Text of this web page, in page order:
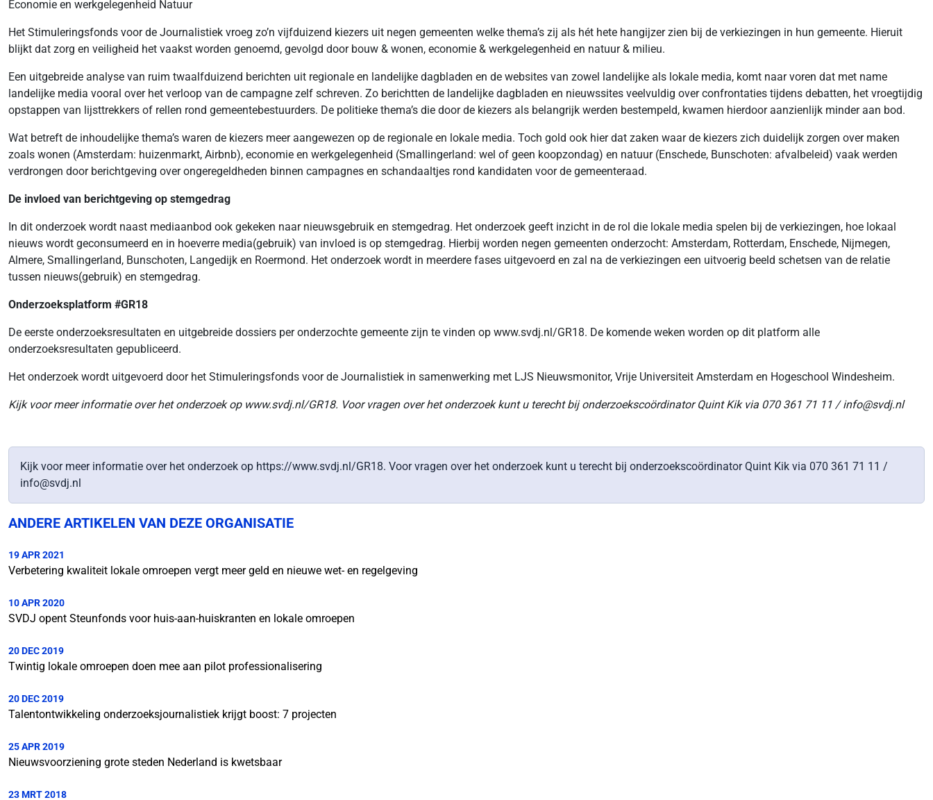
Economie en werkgelegenheid Natuur
Het Stimuleringsfonds voor de Journalistiek vroeg zo’n vijfduizend kiezers uit negen gemeenten welke thema’s zij als hét hete hangijzer zien bij de verkiezingen in hun gemeente. Hieruit
blijkt dat zorg en veiligheid het vaakst worden genoemd, gevolgd door bouw & wonen, economie & werkgelegenheid en natuur & milieu.
Een uitgebreide analyse van ruim twaalfduizend berichten uit regionale en landelijke dagbladen en de websites van zowel landelijke als lokale media, komt naar voren dat met name
landelijke media vooral over het verloop van de campagne zelf schreven. Zo berichtten de landelijke dagbladen en nieuwssites veelvuldig over confrontaties tijdens debatten, het vroegtijdig
opstappen van lijsttrekkers of rellen rond gemeentebestuurders. De politieke thema’s die door de kiezers als belangrijk werden bestempeld, kwamen hierdoor aanzienlijk minder aan bod.
Wat betreft de inhoudelijke thema’s waren de kiezers meer aangewezen op de regionale en lokale media. Toch gold ook hier dat zaken waar de kiezers zich duidelijk zorgen over maken
zoals wonen (Amsterdam: huizenmarkt, Airbnb), economie en werkgelegenheid (Smallingerland: wel of geen koopzondag) en natuur (Enschede, Bunschoten: afvalbeleid) vaak werden
verdrongen door berichtgeving over ongeregeldheden binnen campagnes en schandaaltjes rond kandidaten voor de gemeenteraad.
De invloed van berichtgeving op stemgedrag
In dit onderzoek wordt naast mediaanbod ook gekeken naar nieuwsgebruik en stemgedrag. Het onderzoek geeft inzicht in de rol die lokale media spelen bij de verkiezingen, hoe lokaal
nieuws wordt geconsumeerd en in hoeverre media(gebruik) van invloed is op stemgedrag. Hierbij worden negen gemeenten onderzocht: Amsterdam, Rotterdam, Enschede, Nijmegen,
Almere, Smallingerland, Bunschoten, Langedijk en Roermond. Het onderzoek wordt in meerdere fases uitgevoerd en zal na de verkiezingen een uitvoerig beeld schetsen van de relatie
tussen nieuws(gebruik) en stemgedrag.
Onderzoeksplatform #GR18
De eerste onderzoeksresultaten en uitgebreide dossiers per onderzochte gemeente zijn te vinden op www.svdj.nl/GR18. De komende weken worden op dit platform alle
onderzoeksresultaten gepubliceerd.
Het onderzoek wordt uitgevoerd door het Stimuleringsfonds voor de Journalistiek in samenwerking met LJS Nieuwsmonitor, Vrije Universiteit Amsterdam en Hogeschool Windesheim.
Kijk voor meer informatie over het onderzoek op www.svdj.nl/GR18. Voor vragen over het onderzoek kunt u terecht bij onderzoekscoördinator Quint Kik via 070 361 71 11 / info@svdj.nl
Kijk voor meer informatie over het onderzoek op https://www.svdj.nl/GR18. Voor vragen over het onderzoek kunt u terecht bij onderzoekscoördinator Quint Kik via 070 361 71 11 /
info@svdj.nl
ANDERE ARTIKELEN VAN DEZE ORGANISATIE
19 APR 2021
Verbetering kwaliteit lokale omroepen vergt meer geld en nieuwe wet- en regelgeving
10 APR 2020
SVDJ opent Steunfonds voor huis-aan-huiskranten en lokale omroepen
20 DEC 2019
Twintig lokale omroepen doen mee aan pilot professionalisering
20 DEC 2019
Talentontwikkeling onderzoeksjournalistiek krijgt boost: 7 projecten
25 APR 2019
Nieuwsvoorziening grote steden Nederland is kwetsbaar
23 MRT 2018